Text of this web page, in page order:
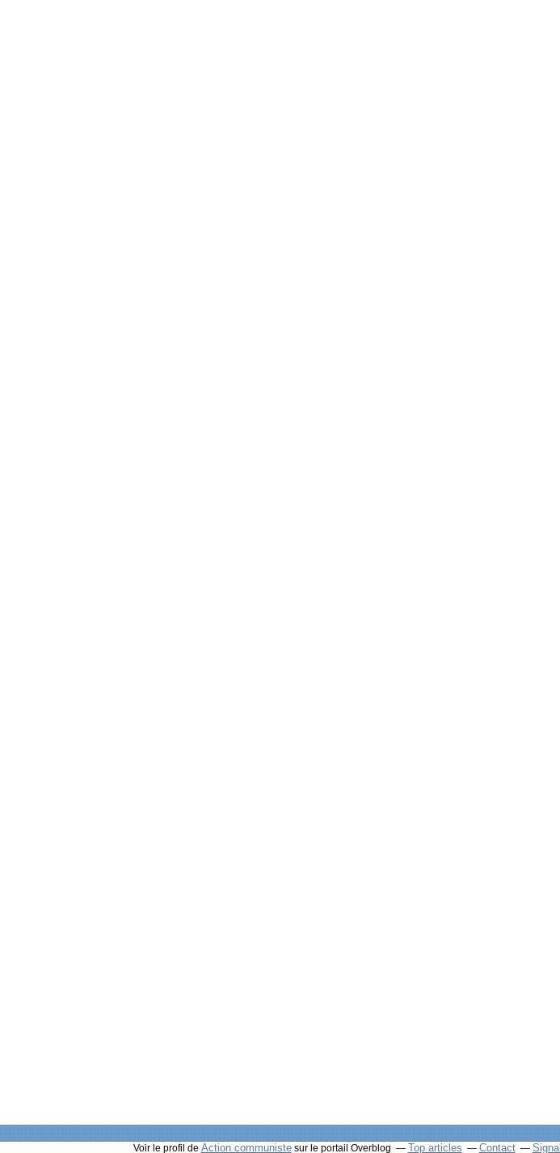
Voir le profil de Action communistesur le portail Overblog Top articles Contact